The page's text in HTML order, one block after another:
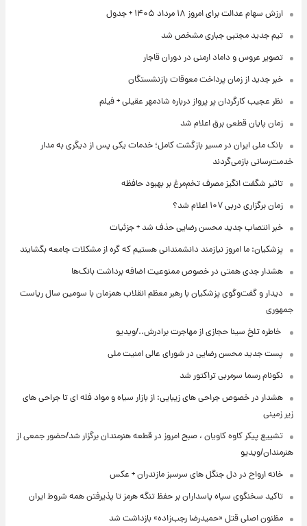
ارزش سهام عدالت برای امروز ۱۸ مرداد ۱۴۰۵ + جدول
تیم جدید مجتبی جباری مشخص شد
تصویر عروس و داماد ارمنی در دوران قاجار
خبر جدید از زمان پرداخت معوقات بازنشستگان
نظر عجیب کارگردان پر پرواز درباره شادمهر عقیلی + فیلم
زمان پایان قطعی برق اعلام شد
بانک ملی ایران در مسیر بازگشت کامل؛ خدمات یکی پس از دیگری به مدار
خدمت‌رسانی بازمی‌گردند
تاثیر شگفت انگیز مصرف تخم‌مرغ بر بهبود حافظه
زمان برگزاری دربی ۱۰۷ اعلام شد؟
خبر انتصاب جدید محسن رضایی حذف شد + جزئیات
پزشکیان: ما امروز نیازمند دانشمندانی هستیم که گره از مشکلات جامعه بگشایند
هشدار جدی همتی در خصوص ممنوعیت اضافه ‌برداشت بانک‌ها
دیدار و گفت‌وگوی پزشکیان با رهبر معظم انقلاب همزمان با سومین سال ریاست
جمهوری
⁨ خاطره تلخ سینا حجازی از مهاجرت برادرش../ویدیو
پست جدید محسن رضایی در شورای عالی امنیت ملی
نکونام رسما سرمربی تراکتور شد
هشدار در خصوص جراحی های زیبایی: از بازار سیاه و مواد فله ای تا جراحی های
زیر زمینی
تشییع پیکر کاوه کاویان ، صبح امروز در قطعه هنرمندان برگزار شد/حضور جمعی از
هنرمندان/ویدیو
خانه ارواح در دل جنگل های سرسبز مازندران + عکس
تاکید سخنگوی سپاه پاسداران بر حفظ تنگه هرمز تا پذیرفتن همه شروط ایران
مظنون اصلی قتل «حمیدرضا رجب‌زاده» بازداشت شد